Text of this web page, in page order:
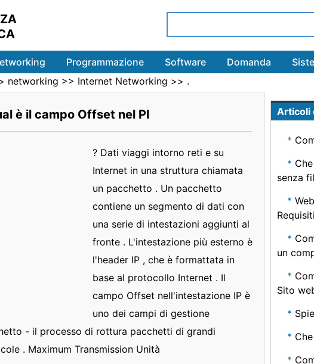
Programmazione Software Domanda
networking >> Internet Networking >> .
è il campo Offset nel PI
? Dati viaggi intorno reti e su
Internet in una struttura chiamata
un pacchetto . Un pacchetto
contiene un segmento di dati con
una serie di intestazioni aggiunti al
fronte . L'intestazione più esterno è
l'header IP , che è formattata in
base al protocollo Internet . Il
campo Offset nell'intestazione IP è
uno dei campi di gestione
- il processo di rottura pacchetti di grandi
. Maximum Transmission Unità
Articoli
senza
Requisiti
un
Sito